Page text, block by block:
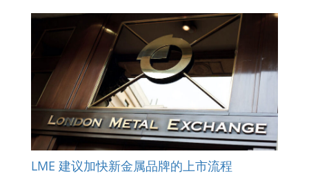
LME 建议加快新金属品牌的上市流程